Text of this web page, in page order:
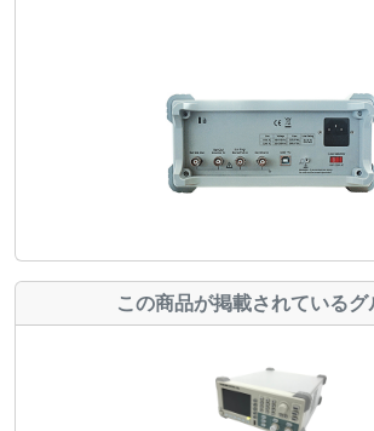
この商品が掲載されているグ